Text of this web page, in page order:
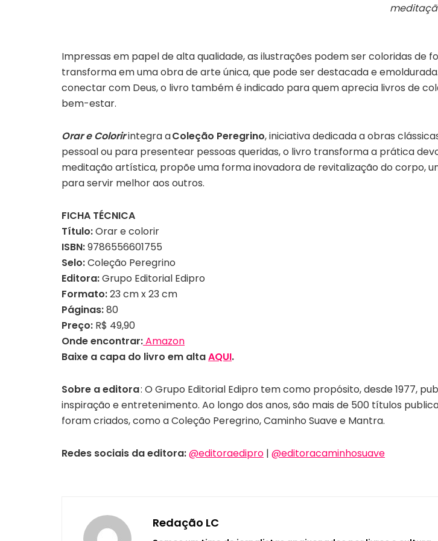
Impressas em papel de alta qualidade, as ilustrações podem ser coloridas de
transforma em uma obra de arte única, que pode ser destacada e
conectar com Deus, o livro também é indicado para quem aprecia livros de
bem-estar.
Orar e ColoririntegraaColeção Peregrino, iniciativa dedicada a obras
pessoal ou para presentear pessoas queridas, o livro transforma a prática
meditação artística, propõe uma forma inovadora de revitalização do corpo,
para servir melhor aos outros.
FICHA TÉCNICA
Título:Orar e colorir
ISBN:9786556601755
Selo:Coleção Peregrino
Editora:Grupo Editorial Edipro
Formato:23 cm x 23 cm
Páginas:80
Preço: R$ 49,90
Onde encontrar:Amazon
Baixe a capa do livro em altaAQUI.
Sobre a editora: O Grupo Editorial Edipro tem como propósito, desde 1977,
inspiração e entretenimento. Ao longo dos anos, são mais de 500 títulos
foram criados, como a Coleção Peregrino, Caminho Suave e Mantra.
Redes sociais da editora:@editoraedipro | @editoracaminhosuave
Redação LC